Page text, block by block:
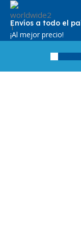
Envíos a todo el
¡Al mejor precio!
$